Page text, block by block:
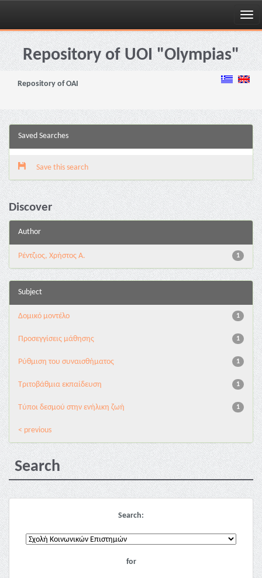
Skip
navigationRepository of UOI "Olympias"
Repository of OAI
Saved Searches
Save this search
Discover
Author
1
Ρέντζιος, Χρήστος Α.
Subject
1
Δομικό μοντέλο
1
Προσεγγίσεις μάθησης
1
Ρύθμιση του συναισθήματος
1
Τριτοβάθμια εκπαίδευση
1
Τύποι δεσμού στην ενήλικη ζωή
< previous
Search
Search:
for